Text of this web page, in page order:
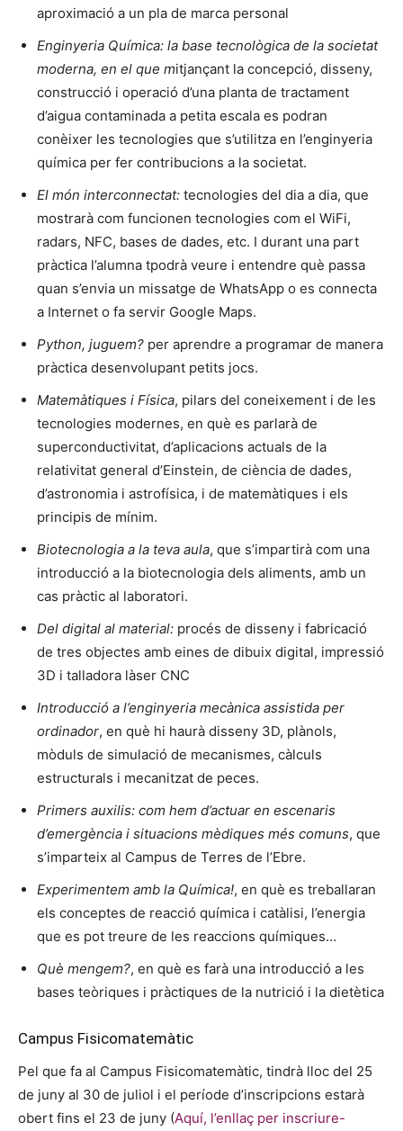
aproximació a un pla de marca personal
Enginyeria Química: la base tecnològica de la societat
moderna, en el que mitjançant la concepció, disseny,
construcció i operació d’una planta de tractament
d’aigua contaminada a petita escala es podran
conèixer les tecnologies que s’utilitza en l’enginyeria
química per fer contribucions a la societat.
El món interconnectat: tecnologies del dia a dia, que
mostrarà com funcionen tecnologies com el WiFi,
radars, NFC, bases de dades, etc. I durant una part
pràctica l’alumna tpodrà veure i entendre què passa
quan s’envia un missatge de WhatsApp o es connecta
a Internet o fa servir Google Maps.
Python, juguem? per aprendre a programar de manera
pràctica desenvolupant petits jocs.
Matemàtiques i Física, pilars del coneixement i de les
tecnologies modernes, en què es parlarà de
superconductivitat, d’aplicacions actuals de la
relativitat general d’Einstein, de ciència de dades,
d’astronomia i astrofísica, i de matemàtiques i els
principis de mínim.
Biotecnologia a la teva aula, que s’impartirà com una
introducció a la biotecnologia dels aliments, amb un
cas pràctic al laboratori.
Del digital al material: procés de disseny i fabricació
de tres objectes amb eines de dibuix digital, impressió
3D i talladora làser CNC
Introducció a l’enginyeria mecànica assistida per
ordinador, en què hi haurà disseny 3D, plànols,
mòduls de simulació de mecanismes, càlculs
estructurals i mecanitzat de peces.
Primers auxilis: com hem d’actuar en escenaris
d’emergència i situacions mèdiques més comuns, que
s’imparteix al Campus de Terres de l’Ebre.
Experimentem amb la Química!, en què es treballaran
els conceptes de reacció química i catàlisi, l’energia
que es pot treure de les reaccions químiques…
Què mengem?, en què es farà una introducció a les
bases teòriques i pràctiques de la nutrició i la dietètica
Campus Fisicomatemàtic
Pel que fa al Campus Fisicomatemàtic, tindrà lloc del 25
de juny al 30 de juliol i el període d’inscripcions estarà
obert fins el 23 de juny (Aquí, l’enllaç per inscriure-